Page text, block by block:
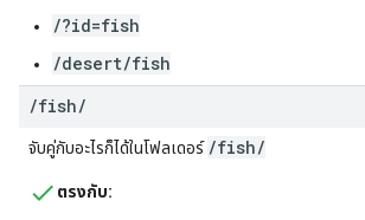
/?id=fish
/desert/fish
/fish/
จับคู่กับอะไรก็ได้ในโฟลเดอร์ /fish/
ตรงกับ: